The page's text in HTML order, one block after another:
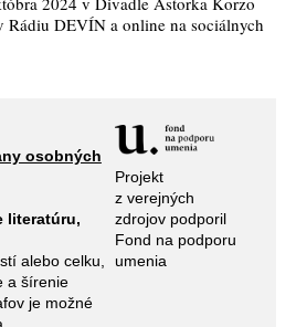
Rádiu DEVÍN a online na sociálnych
osobných
literatúru,
alebo celku,
a šírenie
je možné
Projekt
z verejných
zdrojov podporil
Fond na podporu
umenia